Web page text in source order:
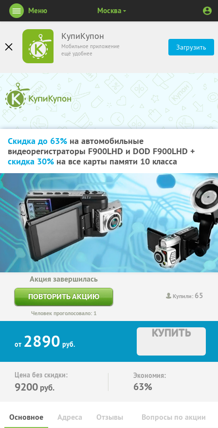
КупиКупон
Мобильное приложение
ещё удобнее
Загрузить
Меню Москва
Скидка до 63% на автомобильные
видеорегистраторы F900LHD и DOD F900LHD +
скидка 30% на все карты памяти 10 класса
Купили: 65
Акция завершилась
ПОВТОРИТЬ АКЦИЮ
Человек проголосовало: 1
от 2890 руб.
КУПИТЬ
Цена без скидки:
9200 руб.
Экономия:
63%
Основное Отзывы Вопросы по акции
Адреса